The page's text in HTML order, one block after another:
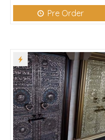
Pre Order